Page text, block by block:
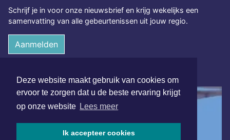
Deze website maakt gebruik van cookies om
ervoor te zorgen dat u de beste ervaring krijgt
op onze website Lees meer
Ik accepteer cookies
Schrijf je in voor onze nieuwsbrief en krijg wekelijks een
samenvatting van alle gebeurtenissen uit jouw regio.
Aanmelden